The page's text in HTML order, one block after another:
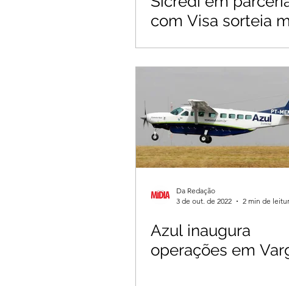
com Visa sorteia
Da Redação
3 de out. de 2022
2 min de
Azul inaugura
operações em